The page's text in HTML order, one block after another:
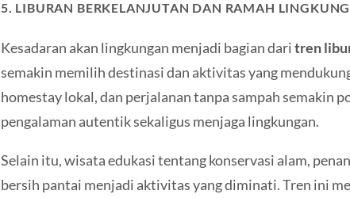
5. LIBURAN BERKELANJUTAN DAN RAMAH
Kesadaran akan lingkungan menjadi bagian daritren
semakin memilih destinasi dan aktivitas yang
homestay lokal, dan perjalanan tanpa sampah semakin
pengalaman autentik sekaligus menjaga lingkungan.
Selain itu, wisata edukasi tentang konservasi alam,
bersih pantai menjadi aktivitas yang diminati. Tren ini